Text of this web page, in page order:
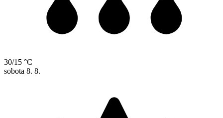
30/15 °C
sobota 8. 8.